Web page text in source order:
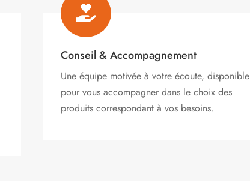

Conseil & Accompagnement
Une équipe motivée à votre écoute, disponible
pour vous accompagner dans le choix des
produits correspondant à vos besoins.